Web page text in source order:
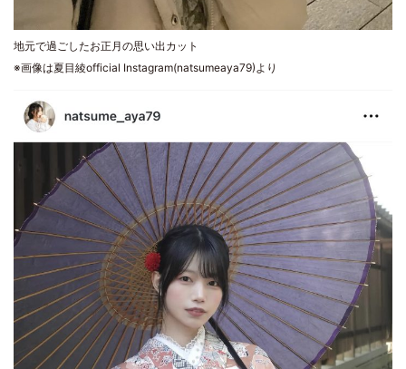
地元で過ごしたお正月の思い出カット
※画像は夏目綾official Instagram(natsumeaya79)より